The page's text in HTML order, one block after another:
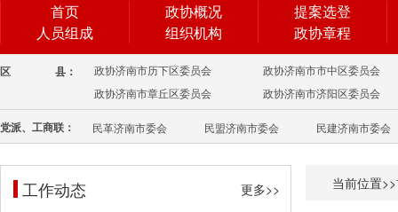
首页
人员组成
政协概况
组织机构
提案选登
政协章程
区 县： 政协济南市历下区委员会
政协济南市市中区委员会
政协济南市章丘区委员会
政协济南市济阳区委员会
党派、工商联： 民革济南市委会 民盟济南市委会 民建济南市委会
工作动态
更多>>
当前位置>>